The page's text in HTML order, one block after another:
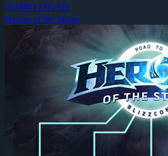
2018年12月15日
Heroes of the Storm